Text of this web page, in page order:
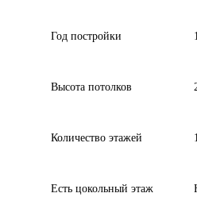
Год постройки
Высота потолков
Количество этажей
Есть цокольный этаж